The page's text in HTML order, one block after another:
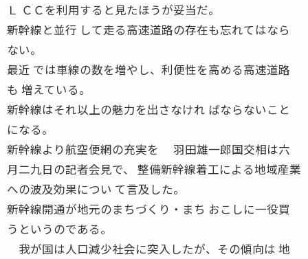
Ｌ ＣＣを利用すると見たほうが妥当だ。
新幹線と並行 して走る高速道路の存在も忘れてはなら
ない。
最近 では車線の数を増やし、利便性を高める高速道路
も 増えている。
新幹線はそれ以上の魅力を出さなけれ ばならないこと
になる。
新幹線より航空便網の充実を 羽田雄一郎国交相は六
月二九日の記者会見で、 整備新幹線着工による地域産業
への波及効果につい て言及した。
新幹線開通が地元のまちづくり・まち おこしに一役買
うというのである。
我が国は人口減少社会に突入したが、その傾向は 地